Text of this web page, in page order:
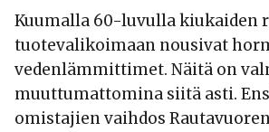
Kuumalla 60-luvulla kiukaiden
tuotevalikoimaan nousivat
vedenlämmittimet. Näitä on
muuttumattomina siitä asti.
omistajien vaihdos